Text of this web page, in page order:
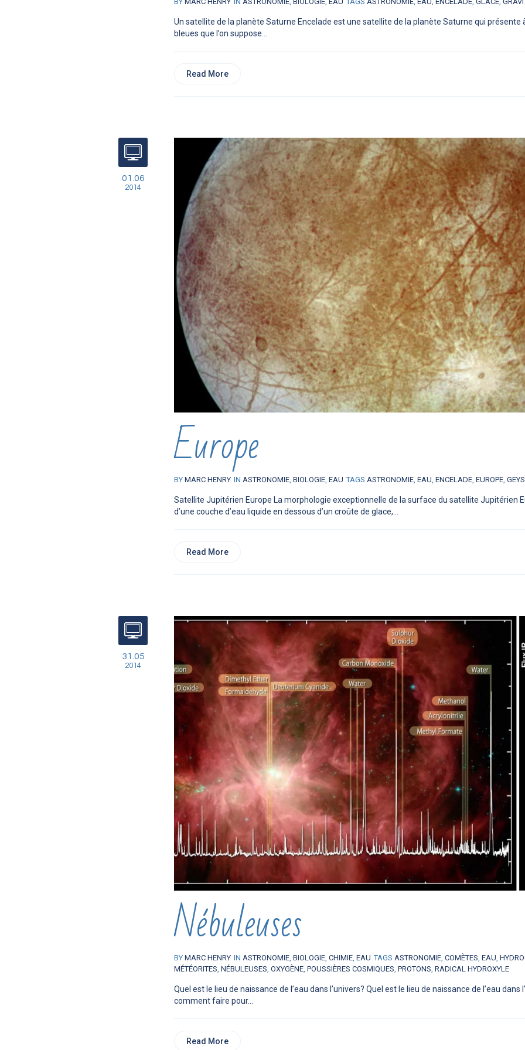
Un satellite de la planète Saturne Encelade est une satellite de la planète Saturne qui présente
bleues que l’on suppose...
Read More
01.06
2014
Europe
BY MARC HENRY IN ASTRONOMIE, BIOLOGIE, EAU TAGS ASTRONOMIE, EAU, ENCELADE, EUROPE,
Satellite Jupitérien Europe La morphologie exceptionnelle de la surface du satellite Jupitérien
d’une couche d’eau liquide en dessous d’un croûte de glace,...
Read More
31.05
2014
Nébuleuses
BY MARC HENRY IN ASTRONOMIE, BIOLOGIE, CHIMIE, EAU TAGS ASTRONOMIE, COMÈTES, EAU,
MÉTÉORITES, NÉBULEUSES, OXYGÈNE, POUSSIÈRES COSMIQUES, PROTONS, RADICAL HYDROXYLE
Quel est le lieu de naissance de l’eau dans l’univers? Quel est le lieu de naissance de l’eau
comment faire pour...
Read More